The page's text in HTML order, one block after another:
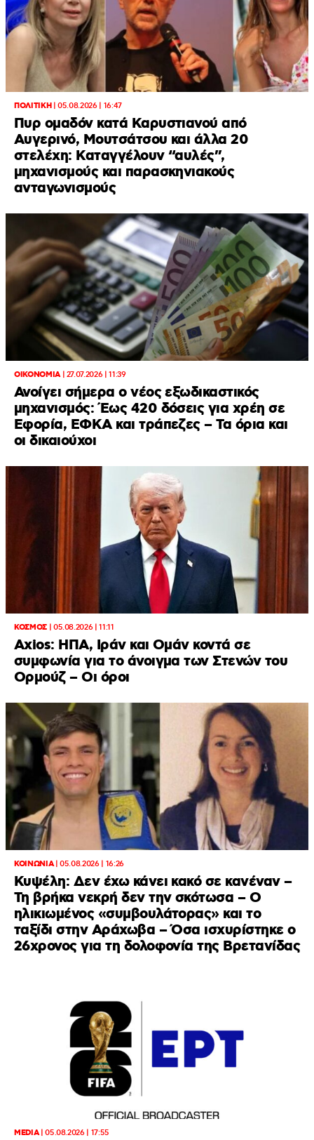
ΠΟΛΙΤΙΚΗ|05.08.2026 | 16:47
Πυρ ομαδόν κατά Καρυστιανού από
Αυγερινό, Μουτσάτσου και άλλα 20
στελέχη: Καταγγέλουν “αυλές”,
μηχανισμούς και παρασκηνιακούς
ανταγωνισμούς
ΟΙΚΟΝΟΜΙΑ| 27.07.2026 | 11:39
Ανοίγει σήμερα ο νέος εξωδικαστικός
μηχανισμός: Έως 420 δόσεις για χρέη σε
Εφορία, ΕΦΚΑ και τράπεζες – Τα όρια και
οι δικαιούχοι
ΚΟΣΜΟΣ| 05.08.2026 | 11:11
Axios: ΗΠΑ, Ιράν και Ομάν κοντά σε
συμφωνία για το άνοιγμα των Στενών του
Ορμούζ – Οι όροι
ΚΟΙΝΩΝΙΑ|05.08.2026 | 16:26
Κυψέλη: Δεν έχω κάνει κακό σε κανέναν –
Τη βρήκα νεκρή δεν την σκότωσα – Ο
ηλικιωμένος «συμβουλάτορας» και το
ταξίδι στην Αράχωβα – Όσα ισχυρίστηκε ο
26χρονος για τη δολοφονία της Βρετανίδας
MEDIA|05.08.2026 | 17:55